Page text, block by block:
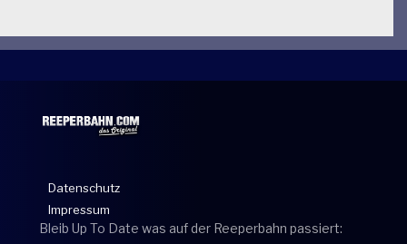
Datenschutz
Impressum
Bleib Up To Date was auf der Reeperbahn passiert: